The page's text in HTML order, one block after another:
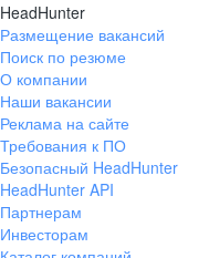
HeadHunter
Размещение вакансий
Поиск по резюме
О компании
Наши вакансии
Реклама на сайте
Требования к ПО
Безопасный HeadHunter
HeadHunter API
Партнерам
Инвесторам